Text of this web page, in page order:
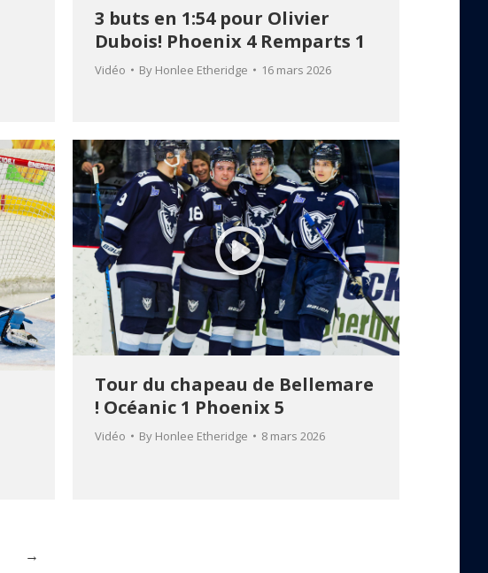
3 buts en 1:54 pour Olivier
Dubois! Phoenix 4 Remparts 1
Vidéo By Honlee Etheridge 16 mars 2026
Tour du chapeau de Bellemare
! Océanic 1 Phoenix 5
Vidéo By Honlee Etheridge 8 mars 2026
→